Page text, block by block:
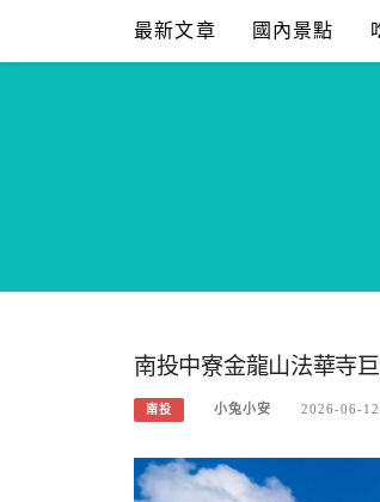
content
最新文章 國內景點
南投中寮金龍山法華寺
南投 小兔小安 2026-06-12